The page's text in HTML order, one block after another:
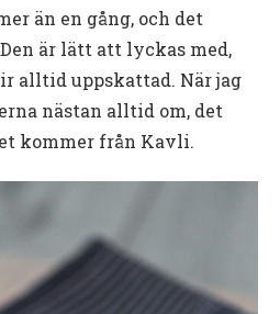
än en gång, och det
är lätt att lyckas med,
alltid uppskattad. När jag
nästan alltid om, det
kommer från Kavli.